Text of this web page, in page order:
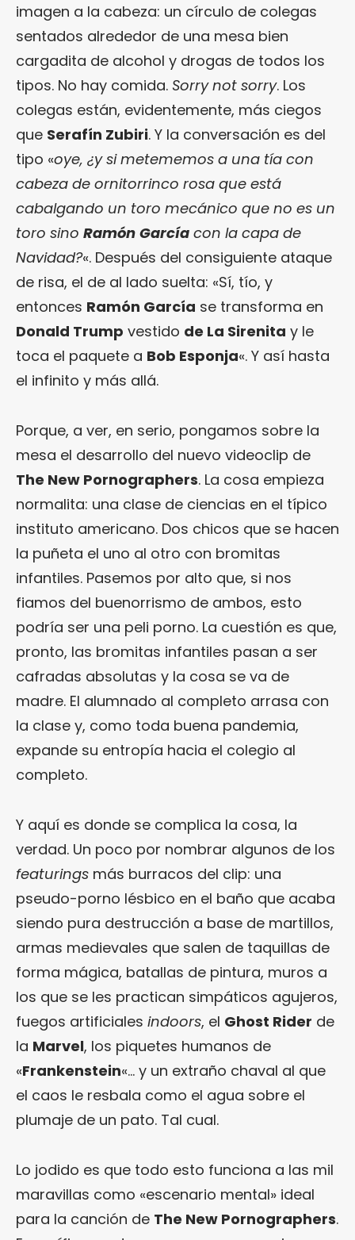
imagen a la cabeza: un círculo de colegas
sentados alrededor de una mesa bien
cargadita de alcohol y drogas de todos los
tipos. No hay comida. Sorry not sorry. Los
colegas están, evidentemente, más ciegos
que Serafín Zubiri. Y la conversación es del
tipo «oye, ¿y si metememos a una tía con
cabeza de ornitorrinco rosa que está
cabalgando un toro mecánico que no es un
toro sino Ramón García con la capa de
Navidad?«. Después del consiguiente ataque
de risa, el de al lado suelta: «Sí, tío, y
entonces Ramón García se transforma en
Donald Trump vestido de La Sirenita y le
toca el paquete a Bob Esponja«. Y así hasta
el infinito y más allá.
Porque, a ver, en serio, pongamos sobre la
mesa el desarrollo del nuevo videoclip de
The New Pornographers. La cosa empieza
normalita: una clase de ciencias en el típico
instituto americano. Dos chicos que se hacen
la puñeta el uno al otro con bromitas
infantiles. Pasemos por alto que, si nos
fiamos del buenorrismo de ambos, esto
podría ser una peli porno. La cuestión es que,
pronto, las bromitas infantiles pasan a ser
cafradas absolutas y la cosa se va de
madre. El alumnado al completo arrasa con
la clase y, como toda buena pandemia,
expande su entropía hacia el colegio al
completo.
Y aquí es donde se complica la cosa, la
verdad. Un poco por nombrar algunos de los
featurings más burracos del clip: una
pseudo-porno lésbico en el baño que acaba
siendo pura destrucción a base de martillos,
armas medievales que salen de taquillas de
forma mágica, batallas de pintura, muros a
los que se les practican simpáticos agujeros,
fuegos artificiales indoors, el Ghost Rider de
la Marvel, los piquetes humanos de
«Frankenstein«… y un extraño chaval al que
el caos le resbala como el agua sobre el
plumaje de un pato. Tal cual.
Lo jodido es que todo esto funciona a las mil
maravillas como «escenario mental» ideal
para la canción de The New Pornographers.